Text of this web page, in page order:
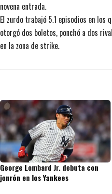
novena entrada.
El zurdo trabajó 5.1 episodios en
otorgó dos boletos, ponchó a dos
en la zona de strike.
George Lombard Jr. debuta con
jonrón en los Yankees